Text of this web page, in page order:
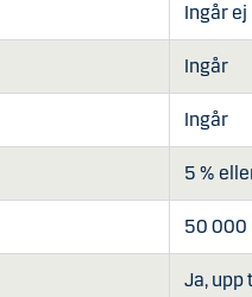
Ingår ej
Ingår
Ingår
5 %
50 000
Ja, upp